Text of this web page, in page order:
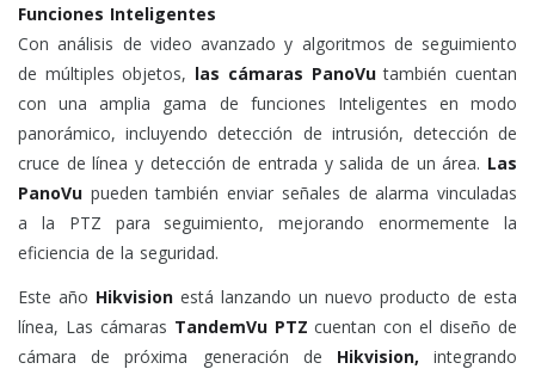
Funciones Inteligentes
Con análisis de video avanzado y algoritmos de seguimiento
de múltiples objetos, las cámaras PanoVutambién cuentan
con una amplia gama de funciones Inteligentes en modo
panorámico, incluyendo detección de intrusión, detección de
cruce de línea y detección de entrada y salida de un área. Las
PanoVu pueden también enviar señales de alarma vinculadas
a la PTZ para seguimiento, mejorando enormemente la
eficiencia de la seguridad.
Este año Hikvision está lanzando un nuevo producto de esta
línea, Las cámaras TandemVu PTZ cuentan con el diseño de
cámara de próxima generación de Hikvision, integrando